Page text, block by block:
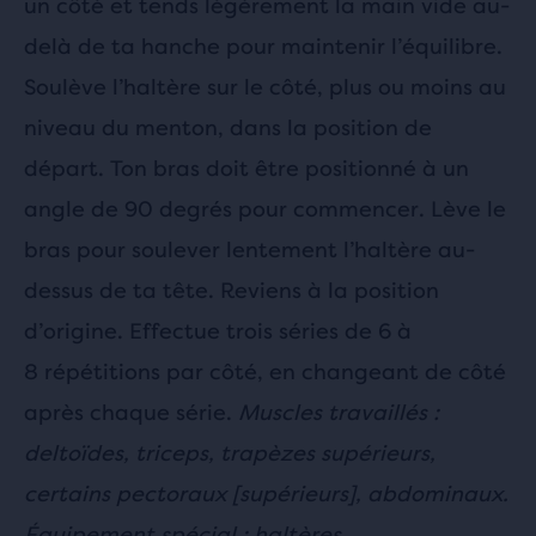
delà de ta hanche pour maintenir l’équilibre.
Soulève l’haltère sur le côté, plus ou moins au
niveau du menton, dans la position de
départ. Ton bras doit être positionné à un
angle de 90 degrés pour commencer. Lève le
bras pour soulever lentement l’haltère au-
dessus de ta tête. Reviens à la position
d’origine. Effectue trois séries de 6 à
8 répétitions par côté, en changeant de côté
après chaque série. Muscles travaillés :
deltoïdes, triceps, trapèzes supérieurs,
certains pectoraux [supérieurs], abdominaux.